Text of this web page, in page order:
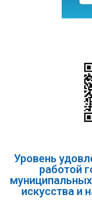
Уровень
работой
искусства и